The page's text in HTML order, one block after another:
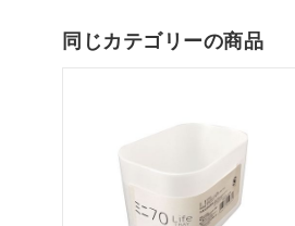
同じカテゴリーの商品